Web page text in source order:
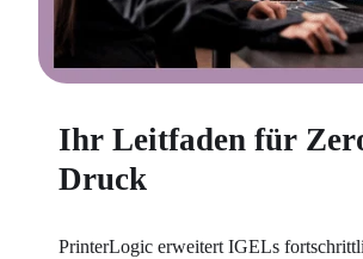
Ihr Leitfaden für
Druck
PrinterLogic erweitert IGELs